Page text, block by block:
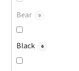
Bear 0
Black 6